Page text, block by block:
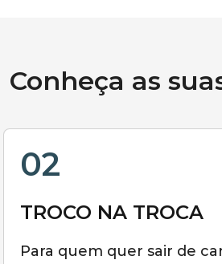
Conheça as
02
TROCO NA TROCA
Para quem quer sair de